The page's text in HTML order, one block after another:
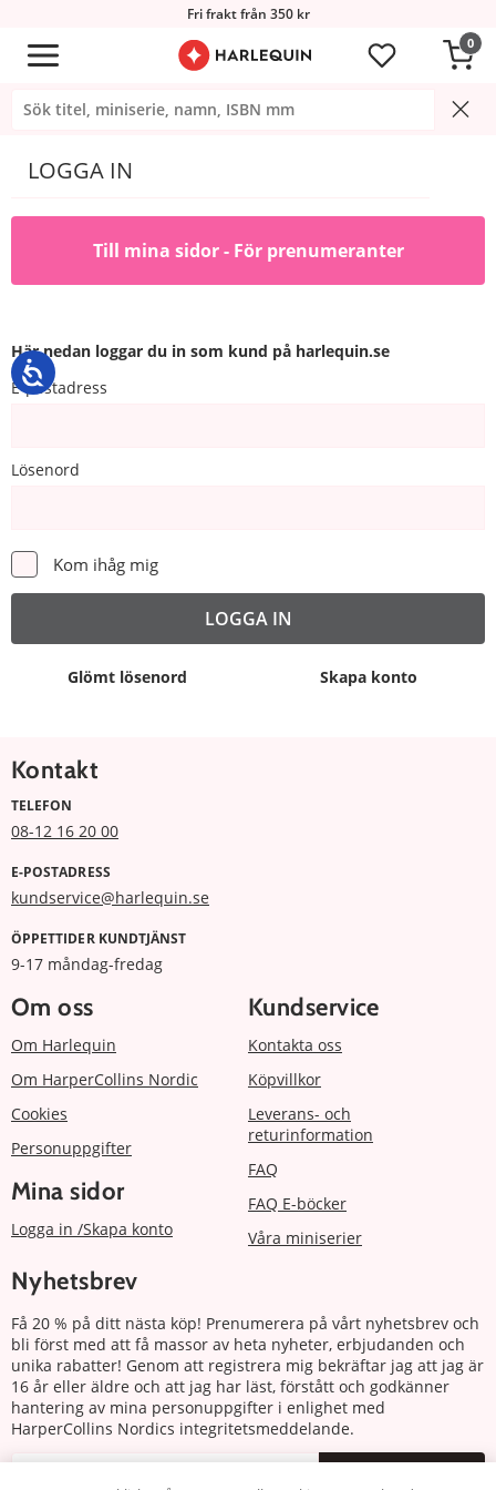
Fri frakt från 350 kr
0
LOGGA IN
Till mina sidor - För prenumeranter
Här nedan loggar du in som kund på harlequin.se
E-postadress
Lösenord
Kom ihåg mig
Glömt lösenord Skapa konto
Kontakt
TELEFON
08-12 16 20 00
E-POSTADRESS
kundservice@harlequin.se
ÖPPETTIDER KUNDTJÄNST
9-17 måndag-fredag
Om oss
Om Harlequin
Om HarperCollins Nordic
Cookies
Personuppgifter
Mina sidor
Logga in /Skapa konto
Kundservice
Kontakta oss
Köpvillkor
Leverans- och
returinformation
FAQ
FAQ E-böcker
Våra miniserier
Nyhetsbrev
Få 20 % på ditt nästa köp! Prenumerera på vårt nyhetsbrev och
bli först med att få massor av heta nyheter, erbjudanden och
unika rabatter! Genom att registrera mig bekräftar jag att jag är
16 år eller äldre och att jag har läst, förstått och godkänner
hantering av mina personuppgifter i enlighet med
HarperCollins Nordics integritetsmeddelande.